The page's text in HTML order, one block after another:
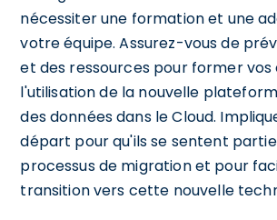
nécessiter une formation et une
votre équipe. Assurez-vous de
et des ressources pour former vos
l'utilisation de la nouvelle
des données dans le Cloud.
départ pour qu'ils se sentent
processus de migration et pour
transition vers cette nouvelle